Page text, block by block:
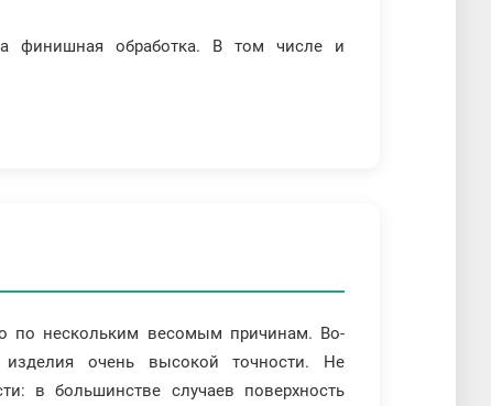
финишная обработка. В том числе и
по нескольким весомым причинам. Во-
изделия очень высокой точности. Не
в большинстве случаев поверхность